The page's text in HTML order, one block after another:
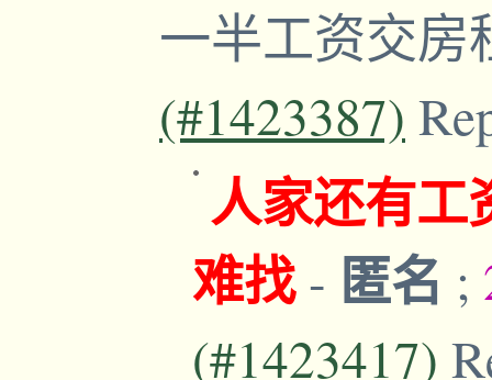
一半工资交
(#1423387)
人家还有工
难找 - 匿名 ;
(#1423417)